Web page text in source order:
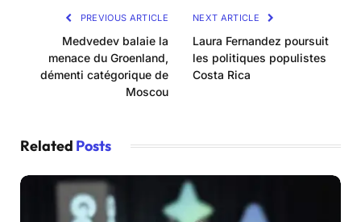
PREVIOUS ARTICLE
Medvedev balaie la
menace du Groenland,
démenti catégorique de
Moscou
NEXT ARTICLE
Laura Fernandez poursuit
les politiques populistes
Costa Rica
Related Posts